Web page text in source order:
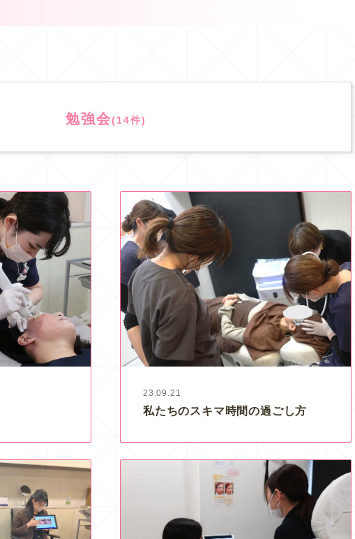
勉強会(14件)
23.09.21
私たちのスキマ時間の過ごし方